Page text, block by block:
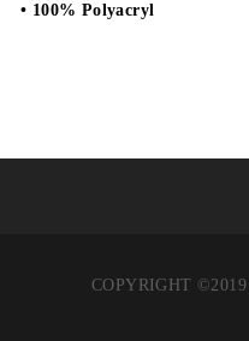
• 100% Polyacryl
COPYRIGHT